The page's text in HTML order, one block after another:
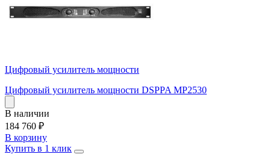
Цифровый усилитель мощности
Цифровый усилитель мощности DSPPA MP2530
В наличии
184 760 ₽
В корзину
Купить в 1 клик